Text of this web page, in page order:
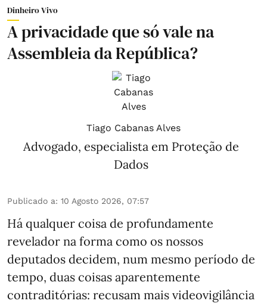
Dinheiro Vivo
A privacidade que só vale na
Assembleia da República?
Tiago Cabanas Alves
Advogado, especialista em Proteção de
Dados
Publicado a: 10 Agosto 2026, 07:57
Há qualquer coisa de profundamente
revelador na forma como os nossos
deputados decidem, num mesmo período de
tempo, duas coisas aparentemente
contraditórias: recusam mais videovigilância